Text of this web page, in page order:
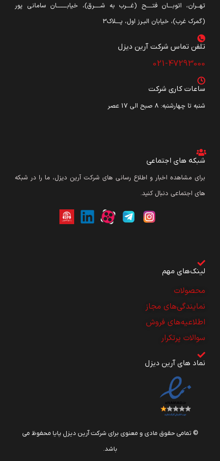
تهــران، اتوبـــان فتــــح (غـــرب به شــــرق)، خیابـــــــان سامانی پور
(گمرک غرب)، خیابان البـرز اول، پـــلاک3
تلفن تماس شرکت آرین دیزل​
021-47293000
ساعات کاری شرکت
شنبه تا چهارشنبه: ۸ صبح الی 17 عصر
شبکه های اجتماعی
برای مشاهده اخبار و اطلاع رسانی های شرکت آرین دیزل، ما را در شبکه
های اجتماعی دنبال کنید.
لینک‌های مهم
محصولات
نمایندگی‌های مجاز
اطلاعیه‌های فروش
سوالات پرتکرار
نماد های آرین دیزل
© تمامی حقوق مادی و معنوی برای شرکت آرین دیزل پایا محفوظ می
باشد.